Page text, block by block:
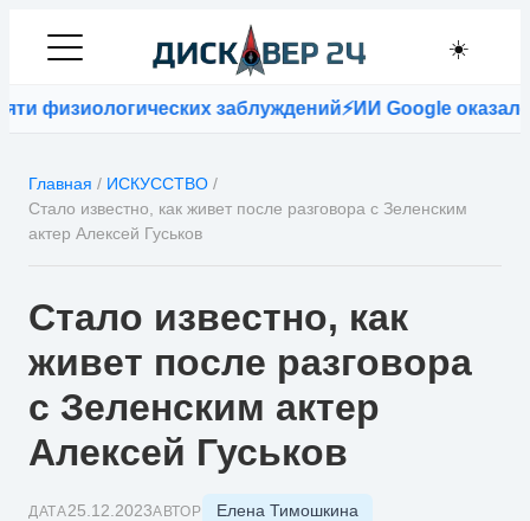
☀️
заблуждений⚡ИИ Google оказался
Главная / ИСКУССТВО /
Стало известно, как живет после разговора с Зеленским
актер Алексей Гуськов
Стало известно, как
живет после разговора
с Зеленским актер
Алексей Гуськов
ДАТА25.12.2023АВТОР Елена Тимошкина